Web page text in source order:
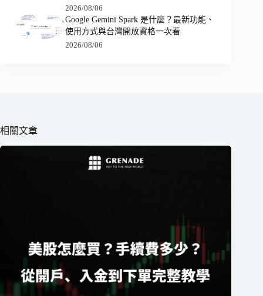
2026/08/06
Google Gemini Spark 是什麼？最新功能、
使用方式與台灣開放資格一次看
2026/08/06
相關文章